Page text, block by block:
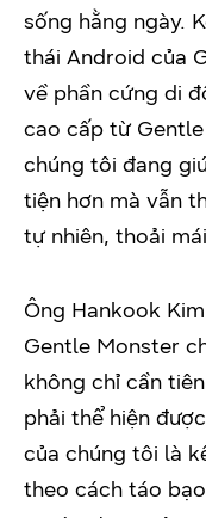
sống hằng ngày.
thái Android của
về phần cứng di
cao cấp từ
chúng tôi đang
tiện hơn mà vẫn
tự nhiên, thoải
Ông Hankook
Gentle Monster
không chỉ cần
phải thể hiện
của chúng tôi là
theo cách táo